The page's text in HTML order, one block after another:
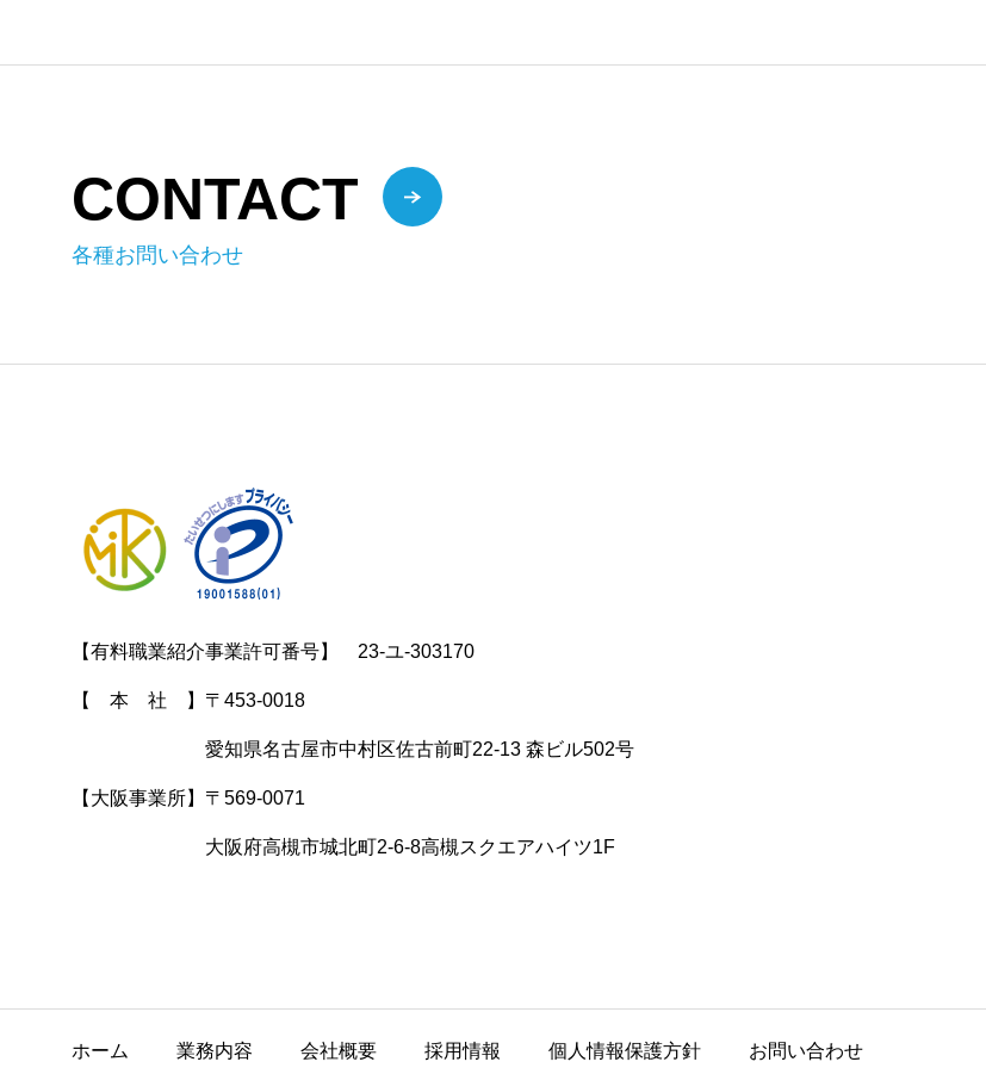
CONTACT
各種お問い合わせ
【有料職業紹介事業許可番号】　23-ユ-303170
【　本　社　】〒453-0018
愛知県名古屋市中村区佐古前町22-13 森ビル502号
【大阪事業所】〒569-0071
大阪府高槻市城北町2-6-8高槻スクエアハイツ1F
ホーム 業務内容 会社概要 採用情報 個人情報保護方針 お問い合わせ